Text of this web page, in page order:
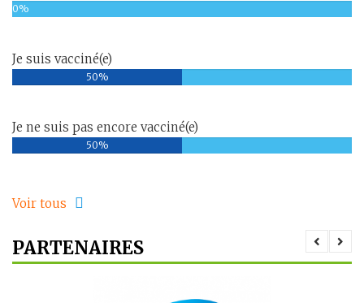
0%
Je suis vacciné(e)
50%
Je ne suis pas encore vacciné(e)
50%
Voir tous
PARTENAIRES